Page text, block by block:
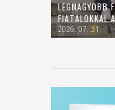
LEGNAGYOBB
FIATALOKKAL
2026. 07. 31.